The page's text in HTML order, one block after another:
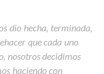
dio hecha, terminada,
que cada uno
nosotros decidimos
haciendo con